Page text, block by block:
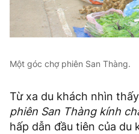
Một góc chợ phiên San Thàng.
Từ xa du khách nhìn
phiên San Thàng kính
hấp dẫn đầu tiên của du